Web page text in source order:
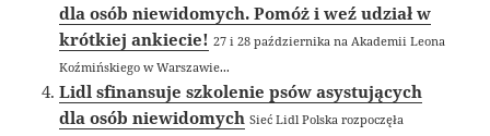
dla osób niewidomych. Pomóż i weź udział w
krótkiej ankiecie! 27 i 28 października na Akademii Leona
Koźmińskiego w Warszawie...
Lidl sfinansuje szkolenie psów asystujących
dla osób niewidomych Sieć Lidl Polska rozpoczęła